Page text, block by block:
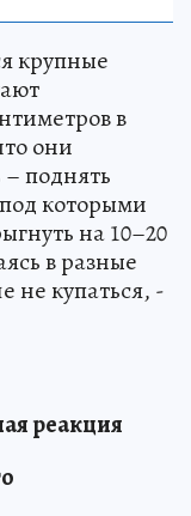
крупные
в
они
поднять
которыми
на 10–20
в разные
не купаться, -
реакция